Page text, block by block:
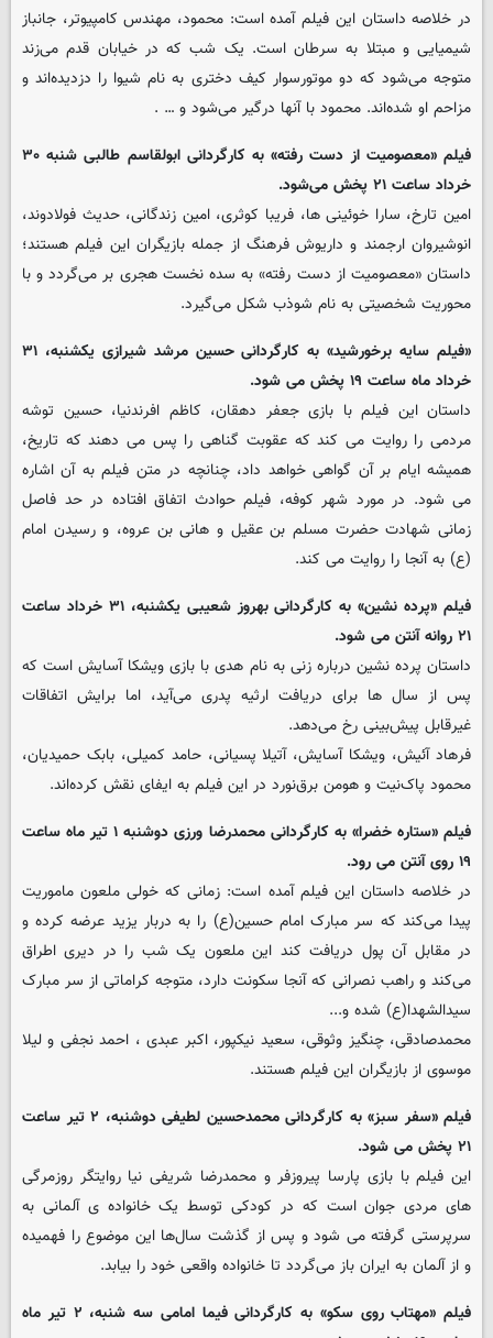
در خلاصه داستان این فیلم آمده است: محمود، مهندس کامپیوتر، جانباز
شیمیایی و مبتلا به سرطان است. یک شب که در خیابان قدم می‌زند
متوجه می‌شود که دو موتورسوار کیف دختری به نام شیوا را دزدیده‌اند و
مزاحم او شده‌اند. محمود با آنها درگیر می‌شود و … .
فیلم «معصومیت از دست رفته» به کارگردانی ابولقاسم طالبی شنبه ۳۰
خرداد ساعت ۲۱ پخش می‌شود.
امین تارخ، سارا خوئینی ها، فریبا کوثری، امین زندگانی، حدیث فولادوند،
انوشیروان ارجمند و داریوش فرهنگ از جمله بازیگران این فیلم هستند؛
داستان «معصومیت از دست رفته» به سده نخست هجری بر می‌گردد و با
محوریت شخصیتی به نام شوذب شکل می‌گیرد.
«فیلم سایه برخورشید» به کارگردانی حسین مرشد شیرازی یکشنبه، ۳۱
خرداد ماه ساعت ۱۹ پخش می شود.
داستان این فیلم با بازی جعفر دهقان، کاظم افرندنیا، حسین توشه
مردمی را روایت می کند که عقوبت گناهی را پس می دهند که تاریخ،
همیشه ایام بر آن گواهی خواهد داد، چنانچه در متن فیلم به آن اشاره
می شود. در مورد شهر کوفه، فیلم حوادث اتفاق افتاده در حد فاصل
زمانی شهادت حضرت مسلم بن عقیل و هانی بن عروه، و رسیدن امام
(ع) به آنجا را روایت می کند.
فیلم «پرده نشین» به کارگردانی بهروز شعیبی یکشنبه، ۳۱ خرداد ساعت
۲۱ روانه آنتن می شود.
داستان پرده‌ نشین درباره زنی به نام هدی با بازی ویشکا آسایش است که
پس از سال ها برای دریافت ارثیه پدری می‌آید، اما برایش اتفاقات
غیرقابل پیش‌بینی رخ می‌دهد.
فرهاد آئیش، ویشکا آسایش، آتیلا پسیانی، حامد کمیلی، بابک حمیدیان،
محمود پاک‌نیت و هومن برق‌نورد در این فیلم به ایفای نقش کرده‌اند.
فیلم «ستاره خضرا» به کارگردانی محمدرضا ورزی دوشنبه ۱ تیر ماه ساعت
۱۹ روی آنتن می رود.
در خلاصه داستان این فیلم آمده است: زمانی که خولی ملعون ماموریت
پیدا می‌کند که سر مبارک امام حسین(ع) را به دربار یزید عرضه کرده و
در مقابل آن پول دریافت کند این ملعون یک شب را در دیری اطراق
می‌کند و راهب نصرانی که آنجا سکونت دارد، متوجه کراماتی از سر مبارک
سیدالشهدا(ع) شده و...
محمدصادقی، چنگیز وثوقی، سعید نیکپور، اکبر عبدی ، احمد نجفی و لیلا
موسوی از بازیگران این فیلم هستند.
فیلم «سفر سبز» به کارگردانی محمدحسین لطیفی دوشنبه، ۲ تیر ساعت
۲۱ پخش می شود.
این فیلم با بازی پارسا پیروزفر و محمدرضا شریفی نیا روایتگر روزمرگی
های مردی جوان است که در کودکی توسط یک خانواده ی آلمانی به
سرپرستی گرفته می شود و پس از گذشت سال‌ها این موضوع را فهمیده
و از آلمان به ایران باز می‌گردد تا خانواده واقعی خود را بیابد.
فیلم «مهتاب روی سکو» به کارگردانی فیما امامی سه شنبه، ۲ تیر ماه